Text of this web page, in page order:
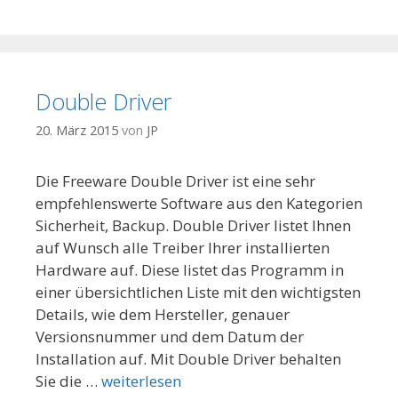
Double Driver
20. März 2015 von JP
Die Freeware Double Driver ist eine sehr
empfehlenswerte Software aus den Kategorien
Sicherheit, Backup. Double Driver listet Ihnen
auf Wunsch alle Treiber Ihrer installierten
Hardware auf. Diese listet das Programm in
einer übersichtlichen Liste mit den wichtigsten
Details, wie dem Hersteller, genauer
Versionsnummer und dem Datum der
Installation auf. Mit Double Driver behalten
Sie die … weiterlesen